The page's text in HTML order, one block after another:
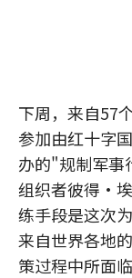
下周，来自57
参加由红十字
办的"规制军事
组织者彼得•
练手段是这次
来自世界各地
策过程中所面临